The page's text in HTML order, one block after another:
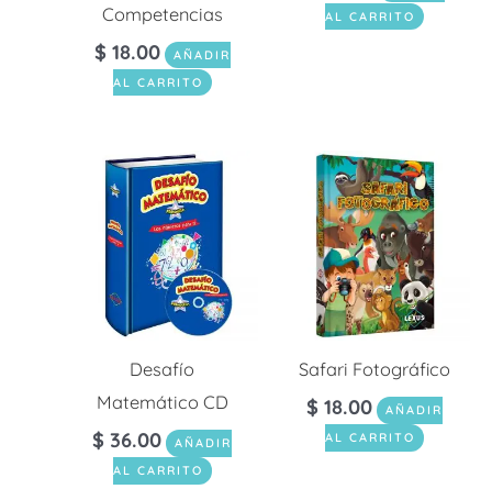
Competencias
$ 18.00
AÑADIR
AL CARRITO
AL CARRITO
Desafío
Matemático CD
$ 36.00
AÑADIR
AL CARRITO
Safari Fotográfico
$ 18.00
AÑADIR
AL CARRITO